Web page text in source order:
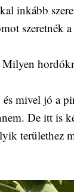
inkább
szeretnék
mivel jó a
De itt is
területhez